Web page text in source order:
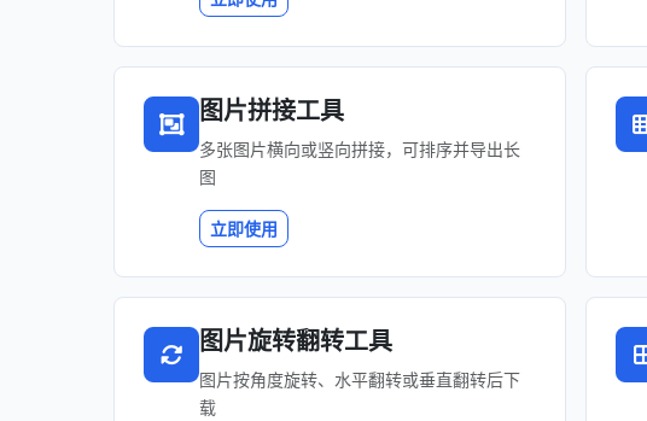
图片拼接工具
多张图片横向或竖向拼接，可排序并导出长
图
立即使用
图片旋转翻转工具
图片按角度旋转、水平翻转或垂直翻转后下
载